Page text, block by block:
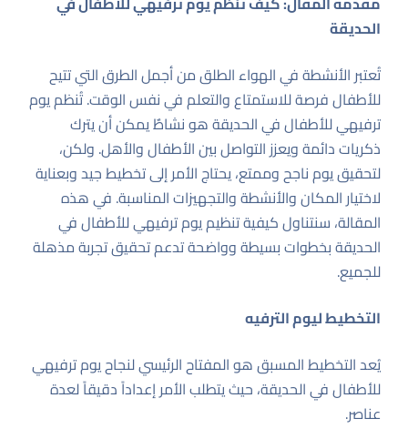
الحديقة
تُعتبر الأنشطة في الهواء الطلق من أجمل الطرق التي تتيح
للأطفال فرصة للاستمتاع والتعلم في نفس الوقت. تُنظم يوم
ترفيهي للأطفال في الحديقة هو نشاطٌ يمكن أن يترك
ذكريات دائمة ويعزز التواصل بين الأطفال والأهل. ولكن،
لتحقيق يوم ناجح وممتع، يحتاج الأمر إلى تخطيط جيد وبعناية
لاختيار المكان والأنشطة والتجهيزات المناسبة. في هذه
المقالة، سنتناول كيفية تنظيم يوم ترفيهي للأطفال في
الحديقة بخطوات بسيطة وواضحة تدعم تحقيق تجربة مذهلة
للجميع.
التخطيط ليوم الترفيه
يُعد التخطيط المسبق هو المفتاح الرئيسي لنجاح يوم ترفيهي
للأطفال في الحديقة، حيث يتطلب الأمر إعداداً دقيقاً لعدة
عناصر.